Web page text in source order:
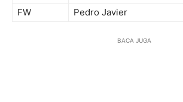
FW
Pedro Javier
BACA JUGA